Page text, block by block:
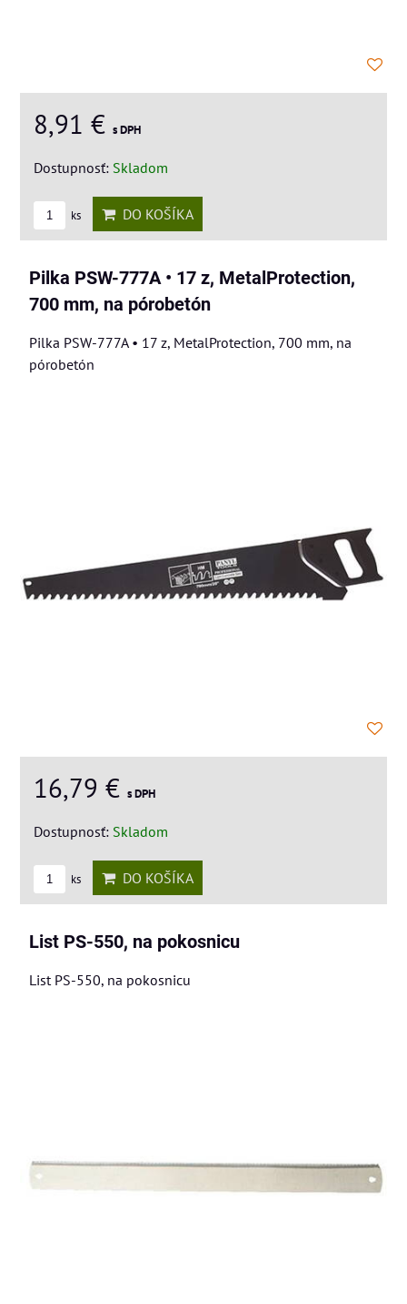
8,91 € s DPH
Dostupnosť: Skladom
ks DO KOŠÍKA
Pilka PSW-777A • 17 z, MetalProtection,
700 mm, na pórobetón
Pilka PSW-777A • 17 z, MetalProtection, 700 mm, na
pórobetón
16,79 € s DPH
Dostupnosť: Skladom
ks DO KOŠÍKA
List PS-550, na pokosnicu
List PS-550, na pokosnicu